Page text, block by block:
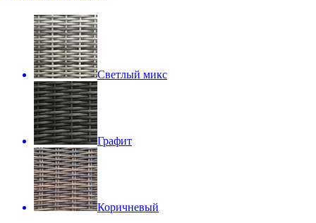
Светлый микс
Графит
Коричневый